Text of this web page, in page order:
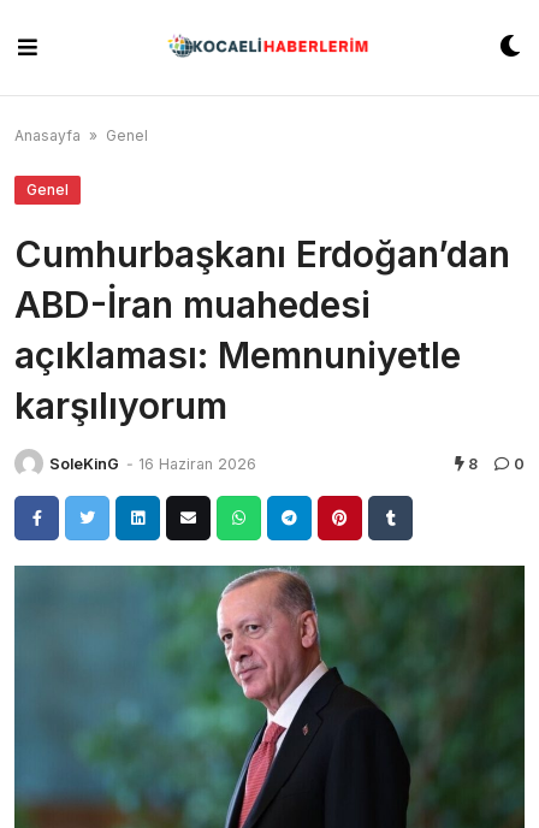
content
Anasayfa » Genel
Genel
Cumhurbaşkanı Erdoğan’dan
ABD-İran muahedesi
açıklaması: Memnuniyetle
karşılıyorum
SoleKinG - 16 Haziran 2026 8 0